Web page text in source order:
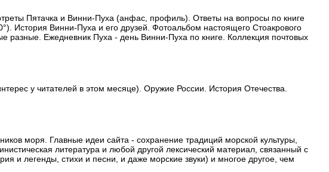
Пятачка и Винни-Пуха (анфас, профиль). Ответы на вопросы по книге
История Винни-Пуха и его друзей. Фотоальбом настоящего Стоакрового
разные. Ежедневник Пуха - день Винни-Пуха по книге. Коллекция почтовых
у читателей в этом месяце). Оружие России. История Отечества.
моря. Главные идеи сайта - сохранение традиций морской культуры,
литература и любой другой лексический материал, связанный с
и легенды, стихи и песни, и даже морские звуки) и многое другое, чем